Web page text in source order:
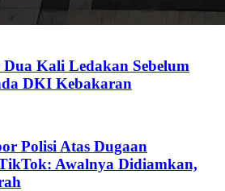
Kali Ledakan Sebelum
DKI Kebakaran
Polisi Atas Dugaan
Awalnya Didiamkan,